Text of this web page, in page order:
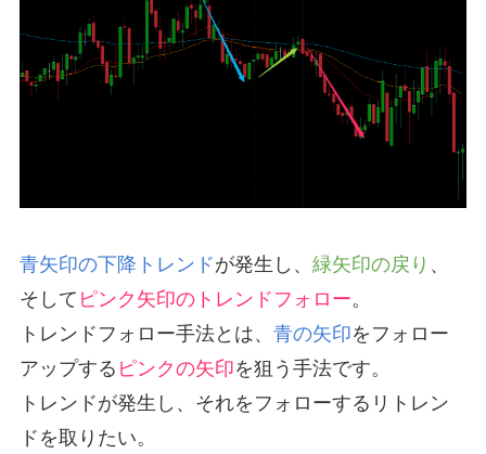
青矢印の下降トレンドが発生し、 緑矢印の戻り 、
そして ピンク矢印のトレンドフォロー。
トレンドフォロー手法とは、 青の矢印をフォロー
アップする ピンクの矢印を狙う手法です。
トレンドが発生し、それをフォローするリトレン
ドを取りたい。